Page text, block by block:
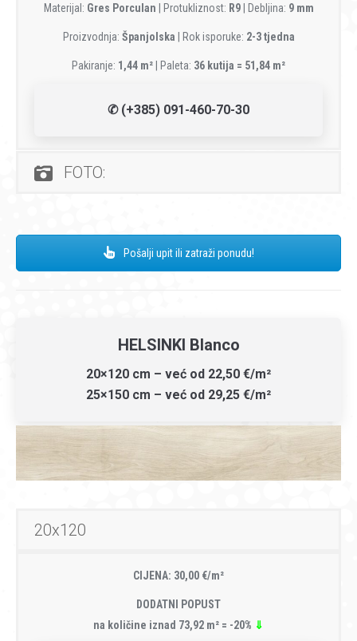
Materijal: Gres Porculan | Protukliznost: R9| Debljina: 9 mm
Proizvodnja: Španjolska | Rok isporuke: 2-3 tjedna
Pakiranje: 1,44 m²| Paleta: 36 kutija = 51,84 m²
✆ (+385) 091-460-70-30
FOTO:
Pošalji upit ili zatraži ponudu!
HELSINKI Blanco
20×120 cm – već od 22,50 €/m²
25×150 cm – već od 29,25 €/m²
20x120
CIJENA: 30,00 €/m²
DODATNI POPUST
na količine iznad 73,92 m² = -20% ⇓